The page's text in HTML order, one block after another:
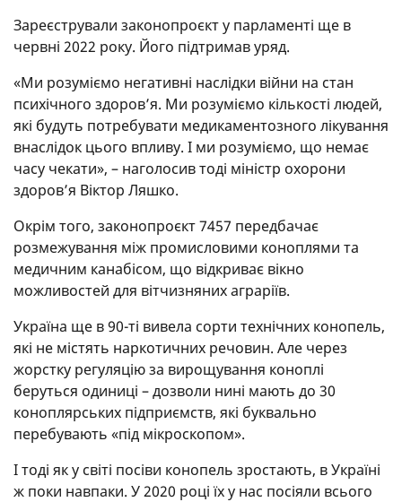
Зареєстрували законопроєкт у парламенті ще в
червні 2022 року. Його підтримав уряд.
«Ми розуміємо негативні наслідки війни на стан
психічного здоров’я. Ми розуміємо кількості людей,
які будуть потребувати медикаментозного лікування
внаслідок цього впливу. І ми розуміємо, що немає
часу чекати», – наголосив тоді міністр охорони
здоров’я Віктор Ляшко.
Окрім того, законопроєкт 7457 передбачає
розмежування між промисловими коноплями та
медичним канабісом, що відкриває вікно
можливостей для вітчизняних аграріїв.
Україна ще в 90-ті вивела сорти технічних конопель,
які не містять наркотичних речовин. Але через
жорстку регуляцію за вирощування коноплі
беруться одиниці – дозволи нині мають до 30
коноплярських підприємств, які буквально
перебувають «під мікроскопом».
І тоді як у світі посіви конопель зростають, в Україні
ж поки навпаки. У 2020 році їх у нас посіяли всього